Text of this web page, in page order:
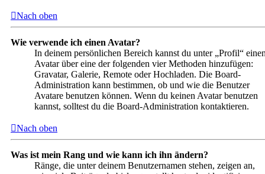
Nach oben
Wie verwende ich einen Avatar?
In deinem persönlichen Bereich kannst du unter „Profil“
Avatar über eine der folgenden vier Methoden hinzufügen:
Gravatar, Galerie, Remote oder Hochladen. Die Board-
Administration kann bestimmen, ob und wie die Benutzer
Avatare benutzen können. Wenn du keinen Avatar benutzen
kannst, solltest du die Board-Administration kontaktieren.
Nach oben
Was ist mein Rang und wie kann ich ihn ändern?
Ränge, die unter deinem Benutzernamen stehen, zeigen an,